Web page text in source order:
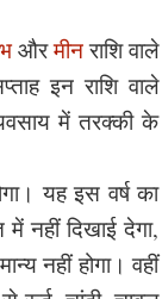
औरमीनराशि वाले
इन राशि वाले
में तरक्की के
यह इस वर्ष का
नहीं दिखाई देगा,
नहीं होगा। वहीं